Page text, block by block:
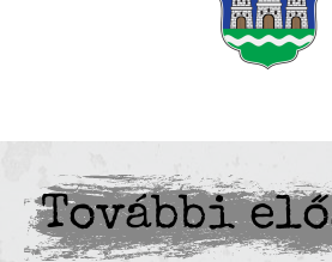
További